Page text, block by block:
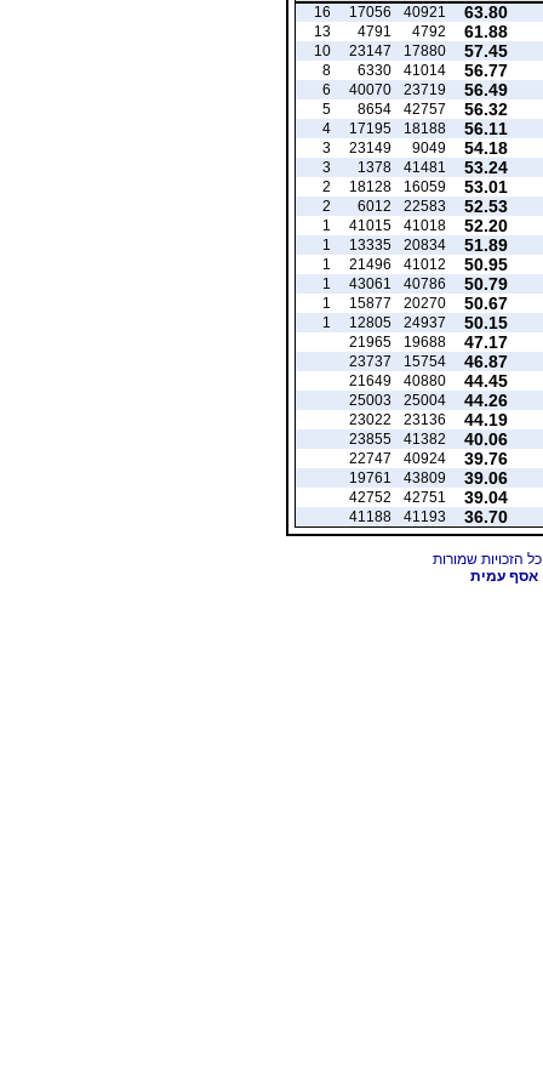
63.80
40921
17056
16
61.88
4792
4791
13
57.45
17880
23147
10
56.77
41014
6330
8
56.49
23719
40070
6
56.32
42757
8654
5
56.11
18188
17195
4
54.18
9049
23149
3
53.24
41481
1378
3
53.01
16059
18128
2
52.53
22583
6012
2
52.20
41018
41015
1
51.89
20834
13335
1
50.95
41012
21496
1
50.79
40786
43061
1
50.67
20270
15877
1
50.15
24937
12805
1
47.17
19688
21965
46.87
15754
23737
44.45
40880
21649
44.26
25004
25003
44.19
23136
23022
40.06
41382
23855
39.76
40924
22747
39.06
43809
19761
39.04
42751
42752
36.70
41193
41188
אסף עמית